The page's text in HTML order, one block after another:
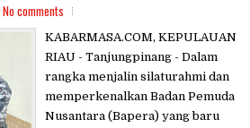
No comments
KABARMASA.COM, KEPULAUAN
RIAU - Tanjungpinang - Dalam
rangka menjalin silaturahmi dan
memperkenalkan Badan Pemuda
Nusantara (Bapera) yang baru